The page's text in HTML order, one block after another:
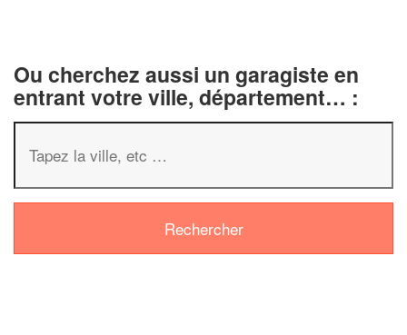
Ou cherchez aussi un garagiste en
entrant votre ville, département… :
✕